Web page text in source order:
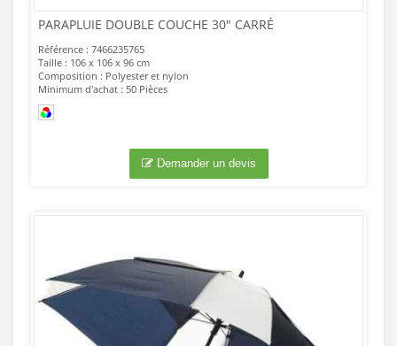
PARAPLUIE DOUBLE COUCHE 30" CARRÉ
Référence : 7466235765
Taille : 106 x 106 x 96 cm
Composition : Polyester et nylon
Minimum d'achat : 50 Pièces
Demander un devis